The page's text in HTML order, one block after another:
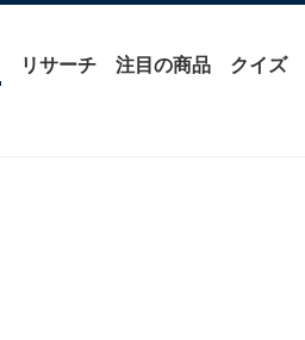
リサーチ 注目の商品 クイズ